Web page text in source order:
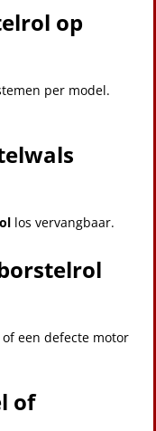
op
per model.
los vervangbaar.
een defecte motor
of